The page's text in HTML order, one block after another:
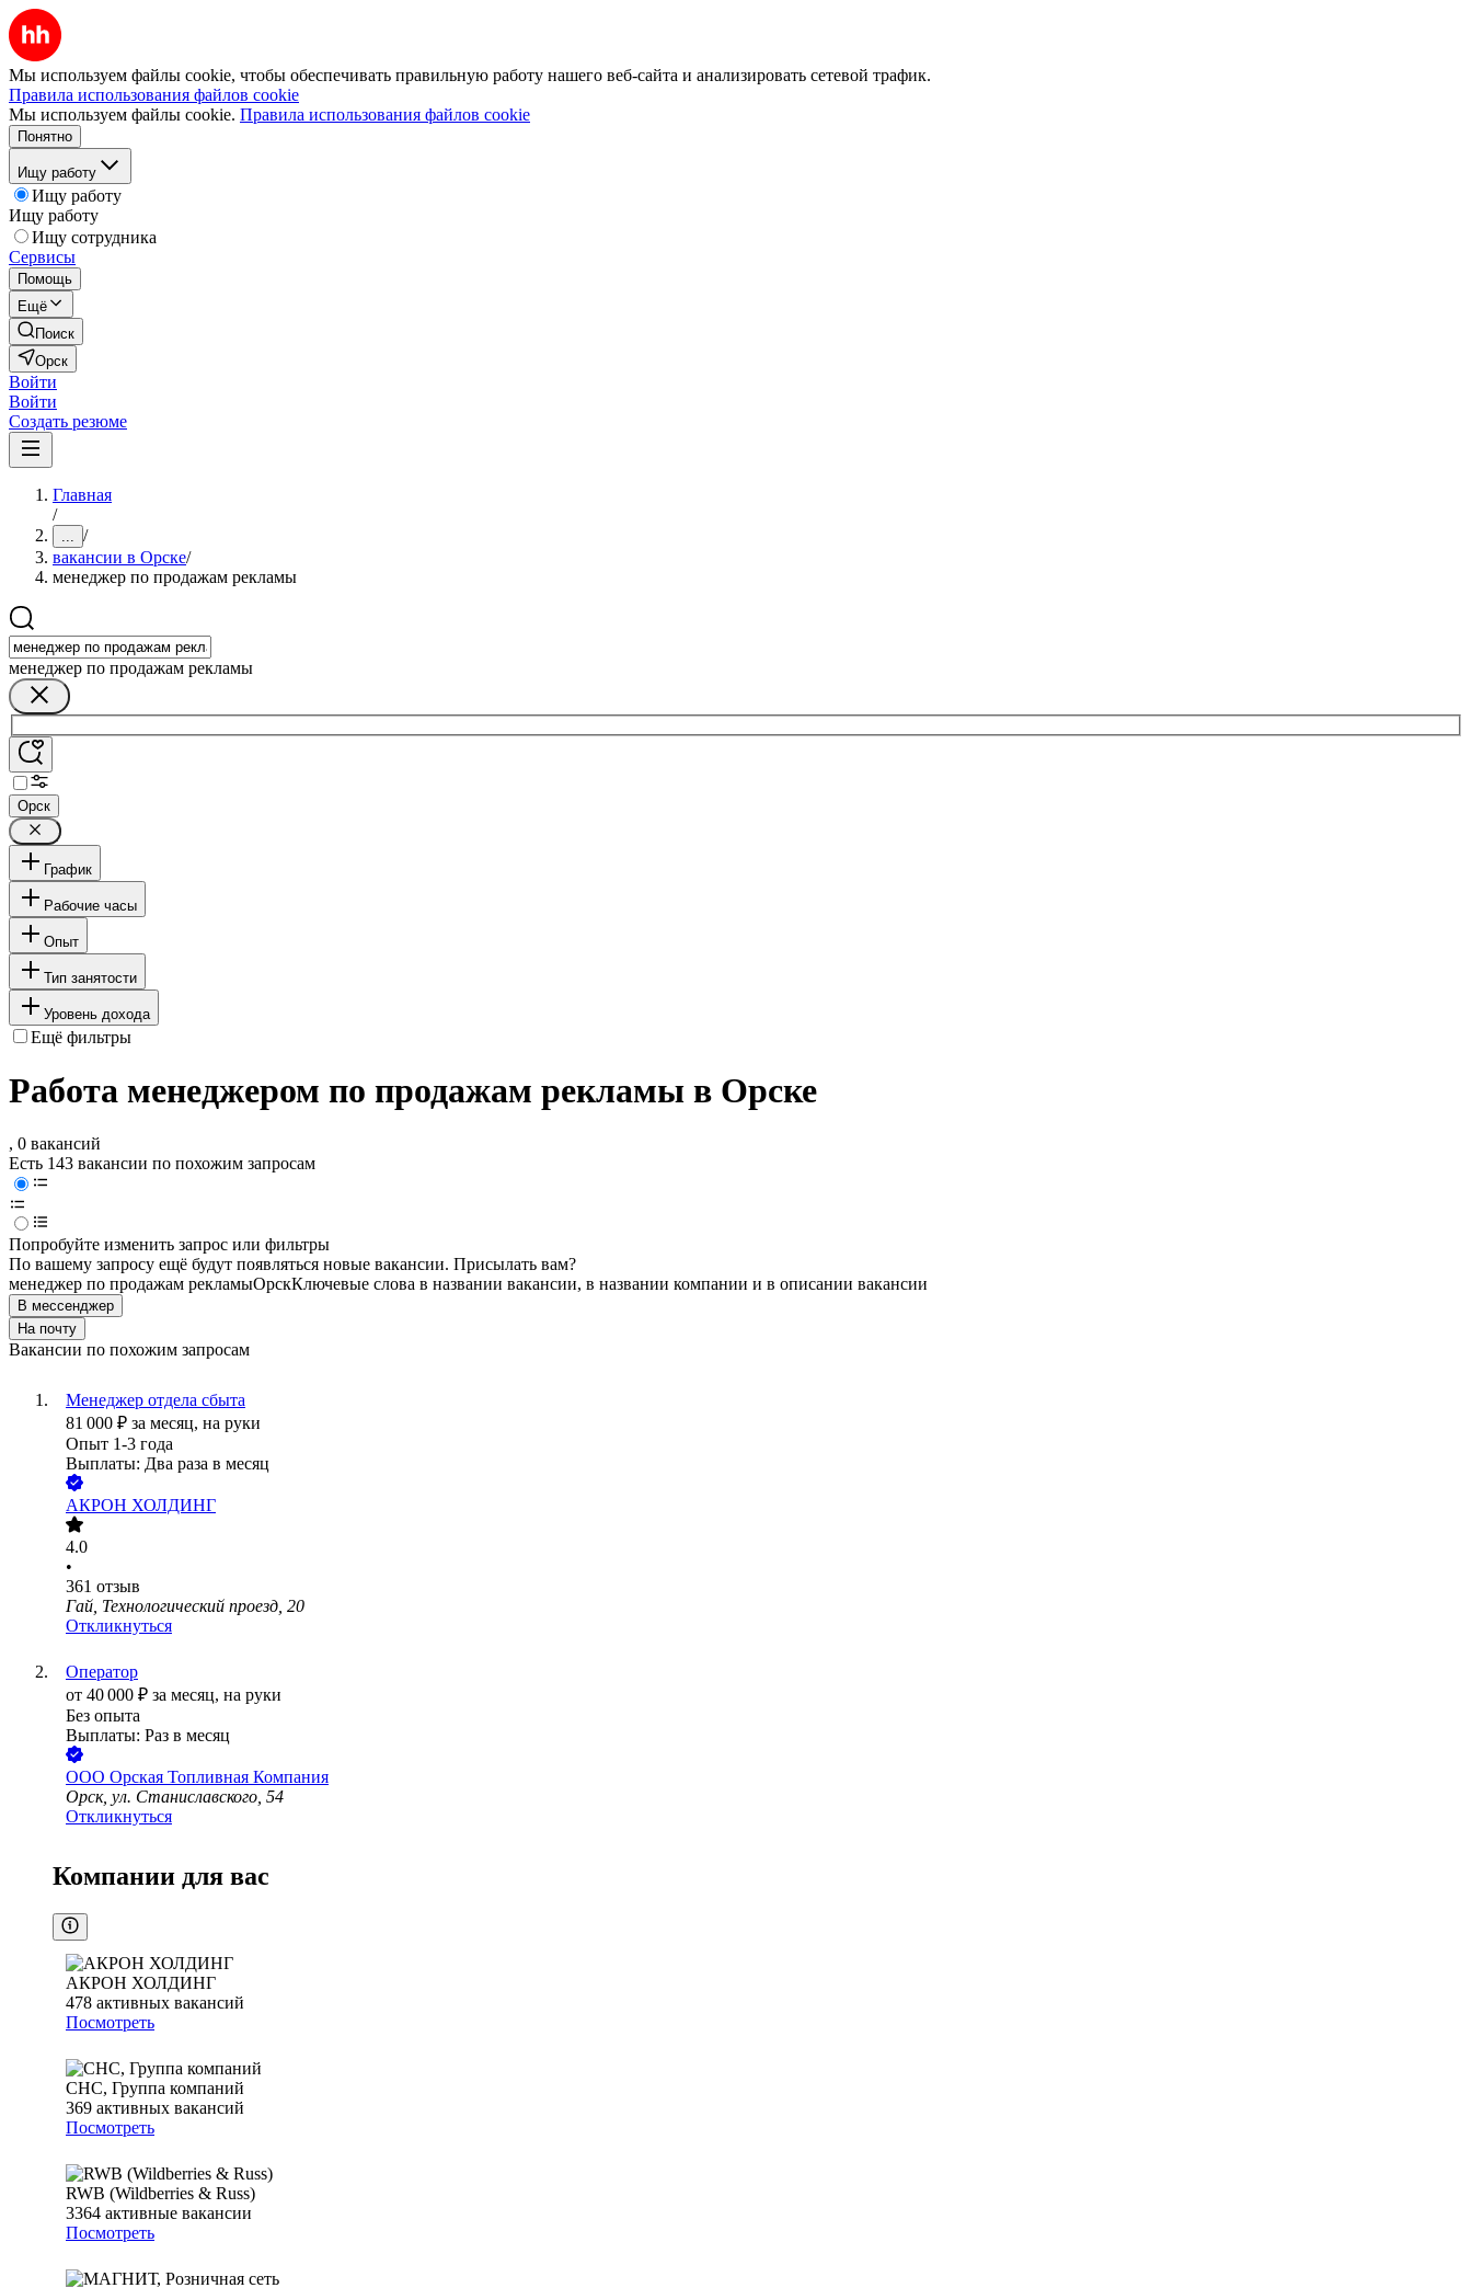
Мы используем файлы cookie, чтобы обеспечивать правильную работу нашего веб-сайта и анализировать сетевой трафик.
Правила использования файлов cookie
Мы используем файлы cookie. Правила использования файлов cookie
Понятно
Ищу работу
Ищу работу
Ищу работу
Ищу сотрудника
Сервисы
Помощь
Ещё
Поиск
Орск
Войти
Войти
Создать резюме
Главная
/
... /
вакансии в Орске/
менеджер по продажам рекламы
менеджер по продажам рекламы
Орск
График
Рабочие часы
Опыт
Тип занятости
Уровень дохода
Ещё фильтры
Работа менеджером по продажам рекламы в Орске
, 0 вакансий
Есть 143 вакансии по похожим запросам
Попробуйте изменить запрос или фильтры
По вашему запросу ещё будут появляться новые вакансии. Присылать вам?
менеджер по продажам рекламыОрскКлючевые слова в названии вакансии, в названии компании и в описании вакансии
В мессенджер
На почту
Вакансии по похожим запросам
Менеджер отдела сбыта
81 000 ₽ за месяц, на руки
Опыт 1-3 года
Выплаты: Два раза в месяц
АКРОН ХОЛДИНГ
4.0
•
361 отзыв
Гай, Технологический проезд, 20
Откликнуться
Оператор
от 40 000 ₽ за месяц, на руки
Без опыта
Выплаты: Раз в месяц
ООО Орская Топливная Компания
Орск, ул. Станиславского, 54
Откликнуться
Компании для вас
АКРОН ХОЛДИНГ
478 активных вакансий
Посмотреть
СНС, Группа компаний
369 активных вакансий
Посмотреть
RWB (Wildberries & Russ)
3364 активные вакансии
Посмотреть